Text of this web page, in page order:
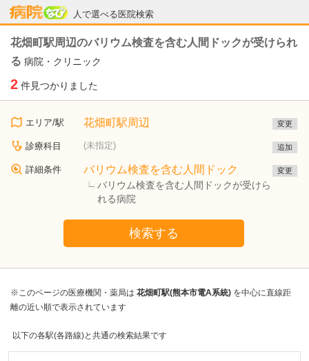
人で選べる医院検索
病院なび
花畑町駅周辺のバリウム検査を含む人間ドックが受けられ
る 病院・クリニック
2 件見つかりました
エリア/駅 花畑町駅周辺 変更
診療科目 (未指定) 追加
詳細条件 バリウム検査を含む人間ドック
バリウム検査を含む人間ドックが受けら
れる病院
変更
検索する
※このページの医療機関・薬局は 花畑町駅(熊本市電A系統) を中心に直線距
離の近い順で表示されています
以下の各駅(各路線)と共通の検索結果です